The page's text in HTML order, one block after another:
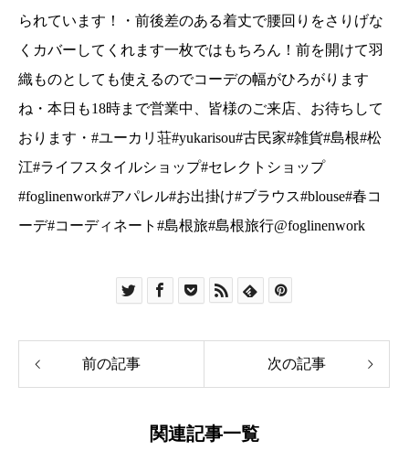
コーディネート#島根旅#島根旅行@foglinenwork
られています！・前後差のある着丈で腰回りをさりげな
くカバーしてくれます一枚ではもちろん！前を開けて羽
織ものとしても使えるのでコーデの幅がひろがります
ね・本日も18時まで営業中、皆様のご来店、お待ちして
おります・#ユーカリ荘#yukarisou#古民家#雑貨#島根#松
江#ライフスタイルショップ#セレクトショップ
#foglinenwork#アパレル#お出掛け#ブラウス#blouse#春コ
ーデ#コーディネート#島根旅#島根旅行@foglinenwork
前の記事 次の記事
関連記事一覧